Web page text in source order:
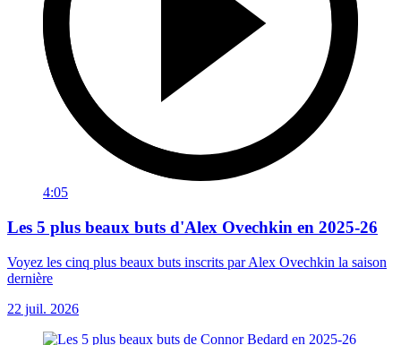
4:05
Les 5 plus beaux buts d'Alex Ovechkin en 2025-26
Voyez les cinq plus beaux buts inscrits par Alex Ovechkin la saison
dernière
22 juil. 2026